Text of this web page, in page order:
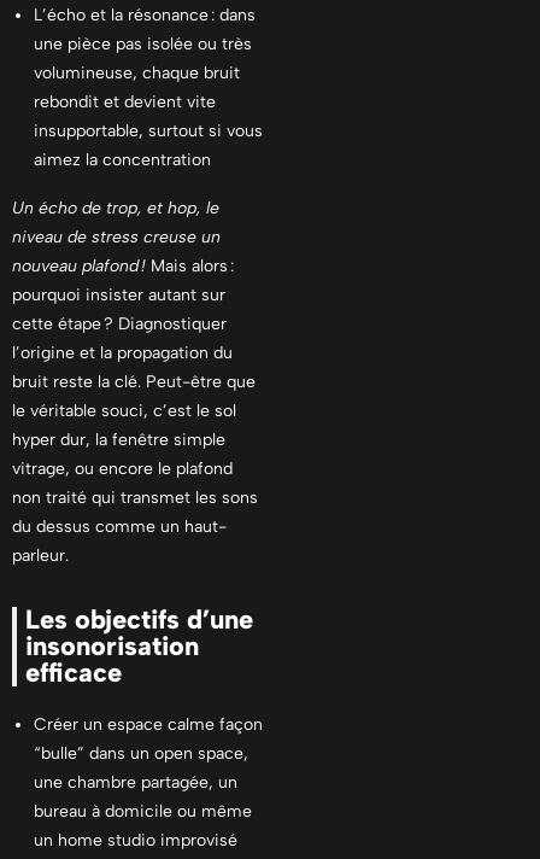
L’écho et la résonance : dans
une pièce pas isolée ou très
volumineuse, chaque bruit
rebondit et devient vite
insupportable, surtout si vous
aimez la concentration
Un écho de trop, et hop, le
niveau de stress creuse un
nouveau plafond ! Mais alors :
pourquoi insister autant sur
cette étape ? Diagnostiquer
l’origine et la propagation du
bruit reste la clé. Peut-être que
le véritable souci, c’est le sol
hyper dur, la fenêtre simple
vitrage, ou encore le plafond
non traité qui transmet les sons
du dessus comme un haut-
parleur.
Les objectifs d’une
insonorisation
efficace
Créer un espace calme façon
“bulle” dans un open space,
une chambre partagée, un
bureau à domicile ou même
un home studio improvisé